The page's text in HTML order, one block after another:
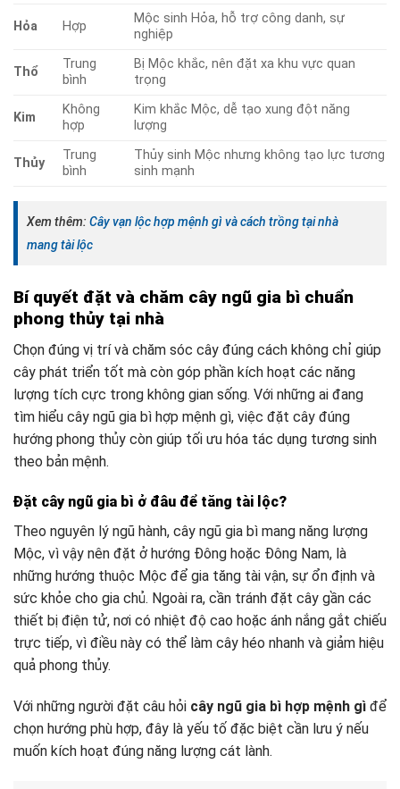
Hỏa Hợp
Mộc sinh Hỏa, hỗ trợ công danh, sự
nghiệp
Thổ
Trung
bình
Bị Mộc khắc, nên đặt xa khu vực quan
trọng
Kim
Không
hợp
Kim khắc Mộc, dễ tạo xung đột năng
lượng
Thủy
Trung
bình
Thủy sinh Mộc nhưng không tạo lực tương
sinh mạnh
Xem thêm: Cây vạn lộc hợp mệnh gì và cách trồng tại nhà
mang tài lộc
Bí quyết đặt và chăm cây ngũ gia bì chuẩn
phong thủy tại nhà
Chọn đúng vị trí và chăm sóc cây đúng cách không chỉ giúp
cây phát triển tốt mà còn góp phần kích hoạt các năng
lượng tích cực trong không gian sống. Với những ai đang
tìm hiểu cây ngũ gia bì hợp mệnh gì, việc đặt cây đúng
hướng phong thủy còn giúp tối ưu hóa tác dụng tương sinh
theo bản mệnh.
Đặt cây ngũ gia bì ở đâu để tăng tài lộc?
Theo nguyên lý ngũ hành, cây ngũ gia bì mang năng lượng
Mộc, vì vậy nên đặt ở hướng Đông hoặc Đông Nam, là
những hướng thuộc Mộc để gia tăng tài vận, sự ổn định và
sức khỏe cho gia chủ. Ngoài ra, cần tránh đặt cây gần các
thiết bị điện tử, nơi có nhiệt độ cao hoặc ánh nắng gắt chiếu
trực tiếp, vì điều này có thể làm cây héo nhanh và giảm hiệu
quả phong thủy.
Với những người đặt câu hỏi cây ngũ gia bì hợp mệnh gì để
chọn hướng phù hợp, đây là yếu tố đặc biệt cần lưu ý nếu
muốn kích hoạt đúng năng lượng cát lành.